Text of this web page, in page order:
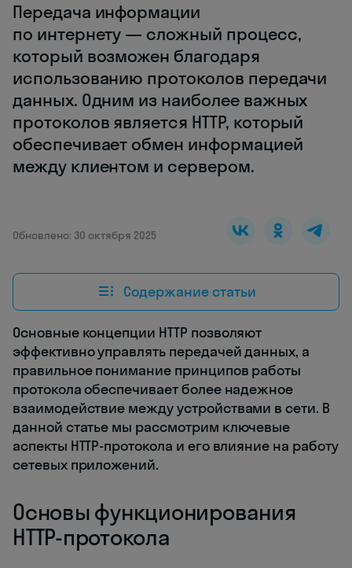
Передача информации
по интернету — сложный процесс,
который возможен благодаря
использованию протоколов передачи
данных. Одним из наиболее важных
протоколов является HTTP, который
обеспечивает обмен информацией
между клиентом и сервером.
Обновлено: 30 октября 2025
Содержание статьи
Основные концепции HTTP позволяют
эффективно управлять передачей данных, а
правильное понимание принципов работы
протокола обеспечивает более надежное
взаимодействие между устройствами в сети. В
данной статье мы рассмотрим ключевые
аспекты HTTP-протокола и его влияние на работу
сетевых приложений.
Основы функционирования
HTTP-протокола